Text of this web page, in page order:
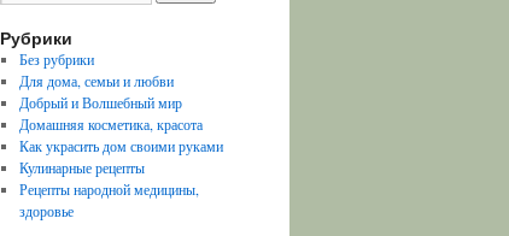
Рубрики
Без рубрики
Для дома, семьи и любви
Добрый и Волшебный мир
Домашняя косметика, красота
Как украсить дом своими руками
Кулинарные рецепты
Рецепты народной медицины,
здоровье